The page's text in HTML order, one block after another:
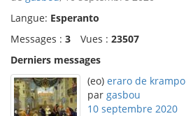
Langue: Esperanto
Messages : 3 Vues : 23507
Derniers messages
(eo) eraro de krampo
par gasbou
10 septembre 2020